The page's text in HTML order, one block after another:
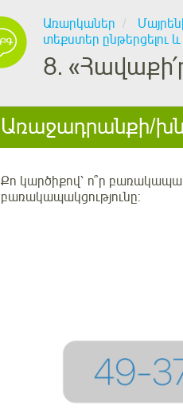
Առարկաներ
տեքստեր ընթերցելու և
8.
Առաջադրանքի/
Քո կարծիքով՝ ո՞ր
բառակապակցությունը: